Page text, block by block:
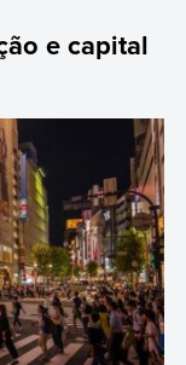
e capital